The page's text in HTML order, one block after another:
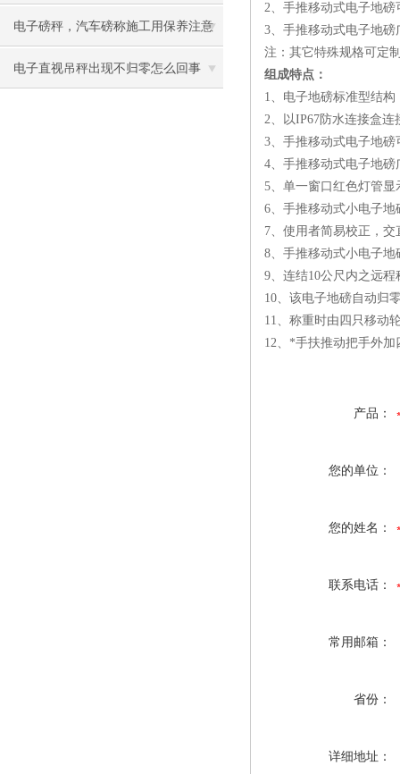
电子磅秤，汽车磅称施工用保养注意
事项
电子直视吊秤出现不归零怎么回事
2、手推移动式电子地
3、手推移动式电子地
注：其它特殊规格可定
组成特点：
1、电子地磅标准型结
2、以IP67防水连接盒
3、手推移动式电子地
4、手推移动式电子地
5、单一窗口红色灯管
6、手推移动式小电子
7、使用者简易校正，
8、手推移动式小电子地
9、连结10公尺内之远
10、该电子地磅自动归
11、称重时由四只移动
12、*手扶推动把手外
产品：
您的单位：
您的姓名：
联系电话：
常用邮箱：
省份：
详细地址：